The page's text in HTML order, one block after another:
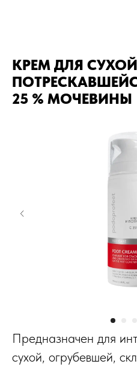
КРЕМ ДЛЯ
25 % МОЧЕВИНЫ
Предназначен для
сухой, огрубевшей,